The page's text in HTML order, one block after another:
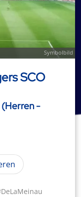
Symbolbild
SCO
(Herren -